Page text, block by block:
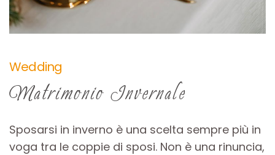
Wedding
Matrimonio Invernale
Sposarsi in inverno è una scelta sempre più in
voga tra le coppie di sposi. Non è una rinuncia,